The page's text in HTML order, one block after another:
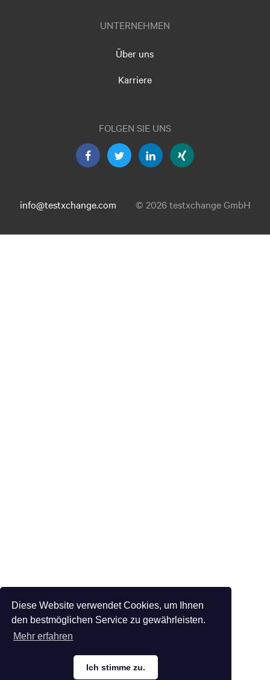
Diese Website verwendet Cookies, um Ihnen
den bestmöglichen Service zu gewährleisten.
Mehr erfahren
Ich stimme zu.
UNTERNEHMEN
Über uns
Karriere
FOLGEN SIE UNS
info@testxchange.com © 2026 testxchange GmbH